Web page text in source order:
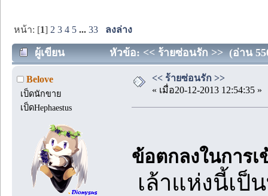
หน้า: [1] 2 3 4 5 ...33 ลงล่าง
ผู้เขียน หัวข้อ: << ร้ายซ่อนรัก >> (อ่าน
Belove
เป็ดนักขาย
เป็ดHephaestus
<< ร้ายซ่อนรัก >>
« เมื่อ20-12-2013 12:54:35 »
ข้อตกลงในการ
เล้าแห่งนี้เป็